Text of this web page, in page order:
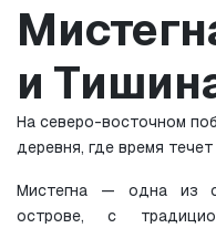
и
На северо-восточном
деревня, где время
Мистегна — одна из
острове, с